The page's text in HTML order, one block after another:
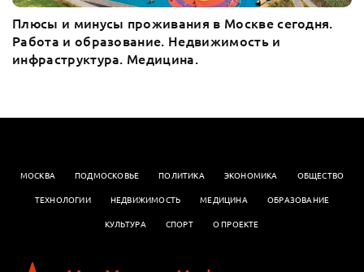
Плюсы и минусы проживания в Москве сегодня.
Работа и образование. Недвижимость и
инфраструктура. Медицина.
МОСКВА ПОДМОСКОВЬЕ ПОЛИТИКА ЭКОНОМИКА
OБЩЕСТВО
ТЕХНОЛОГИИ
НЕДВИЖИМОСТЬ МЕДИЦИНА
ОБРАЗОВАНИЕ
КУЛЬТУРА
СПОРТ О ПРОЕКТЕ